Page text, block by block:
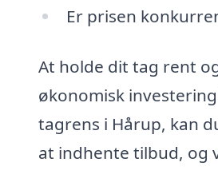
Er prisen
At holde dit tag rent
økonomisk
tagrens i Hårup, kan
at indhente tilbud, og